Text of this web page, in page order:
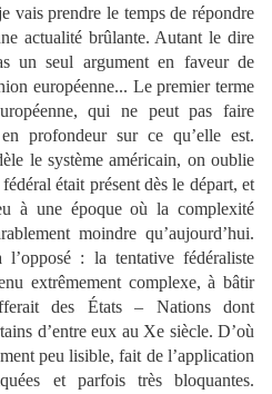
vais prendre le temps de répondre
actualité brûlante. Autant le dire
un seul argument en faveur de
européenne... Le premier terme
qui ne peut pasfaire
profondeur sur ce qu’elle est.
le système américain, on oublie
fédéral était présent dès le départ, et
à une époque où la complexité
moindre qu’aujourd’hui.
: la tentative fédéraliste
extrêmement complexe, à bâtir
des États – Nations dont
d’entre eux au Xe siècle. D’où
peu lisible, fait de l’application
et parfois très bloquantes.